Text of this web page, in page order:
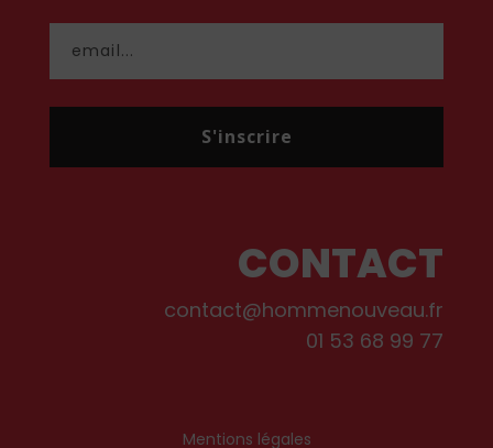
S'inscrire
CONTACT
contact@hommenouveau.fr
01 53 68 99 77
Mentions légales